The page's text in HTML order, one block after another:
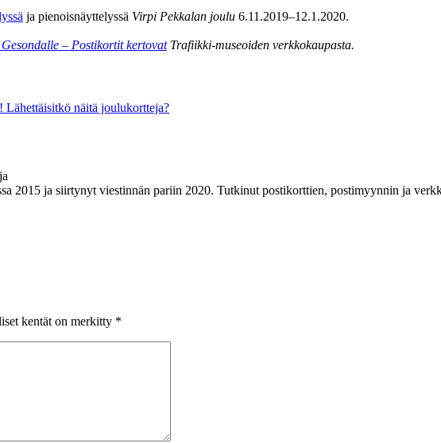
ja pienoisnäyttelyssä Virpi Pekkalan joulu 6.11.2019–12.1.2020.
– Postikortit kertovatTrafiikki-museoiden verkkokaupasta.
Lähettäisitkö näitä joulukortteja?
2015 ja siirtynyt viestinnän pariin 2020. Tutkinut postikorttien, postimyynnin ja
kentät on merkitty *